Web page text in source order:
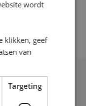
wordt
klikken, geef
van
Targeting